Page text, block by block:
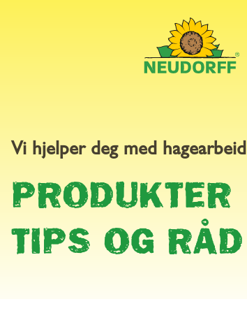
Vi hjelper deg med hagearbeid
PRODUKTER
TIPS OG RÅD
PRODUKTER